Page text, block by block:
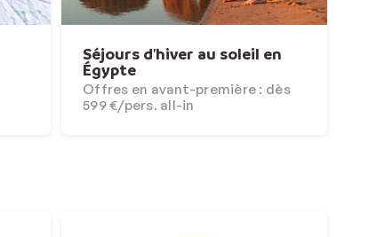
Séjours d'hiver au soleil en
Égypte
Offres en avant-première : dès
599 €/pers. all-in